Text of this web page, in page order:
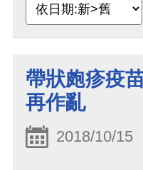
帶狀皰疹疫
再作亂
2018/10/15